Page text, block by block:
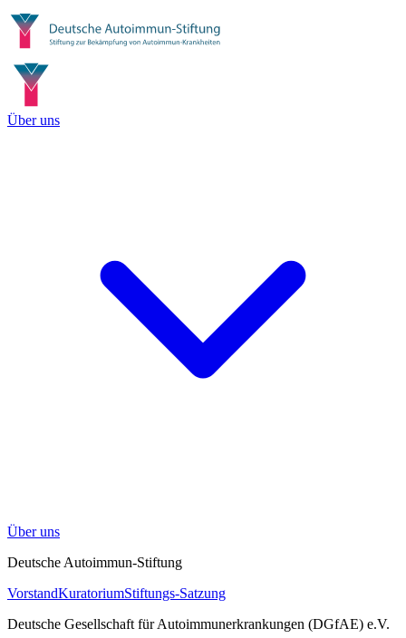
Über uns
Über uns
Deutsche Autoimmun-Stiftung
VorstandKuratoriumStiftungs-Satzung
Deutsche Gesellschaft für Autoimmunerkrankungen (DGfAE) e.V.